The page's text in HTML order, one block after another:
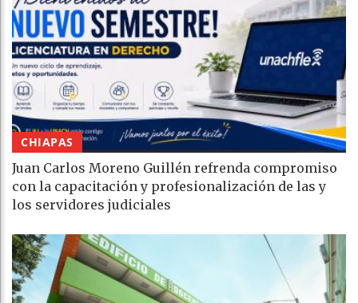
CHIAPAS
Juan Carlos Moreno Guillén refrenda compromiso
con la capacitación y profesionalización de las y
los servidores judiciales